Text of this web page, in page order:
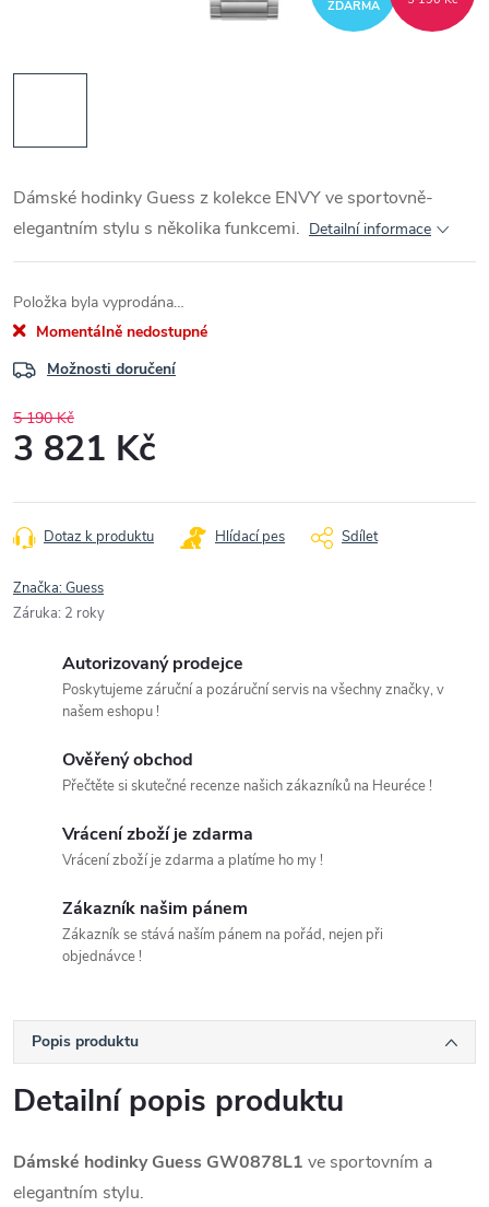
ZDARMA
Dámské hodinky Guess z kolekce ENVY ve sportovně-
elegantním stylu s několika funkcemi. Detailní informace
Položka byla vyprodána…
Momentálně nedostupné
Možnosti doručení
5 190 Kč
3 821 Kč
cena:
Dotaz k produktu Hlídací pes Sdílet
Značka:Guess
Záruka: 2 roky
Autorizovaný prodejce
Poskytujeme záruční a pozáruční servis na všechny značky, v
našem eshopu !
Ověřený obchod
Přečtěte si skutečné recenze našich zákazníků na Heuréce !
Vrácení zboží je zdarma
Vrácení zboží je zdarma a platíme ho my !
Zákazník našim pánem
Zákazník se stává naším pánem na pořád, nejen při
objednávce !
Popis produktu
Detailní popis produktu
Dámské hodinky Guess GW0878L1 ve sportovním a
elegantním stylu.